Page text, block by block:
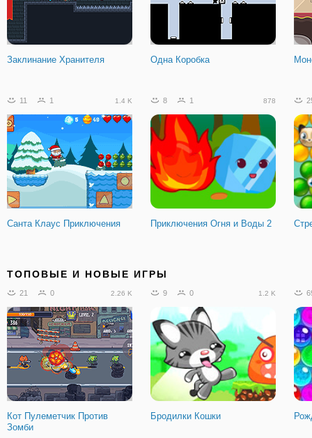
Заклинание Хранителя Одна Коробка
11 1 1.4 K
Санта Клаус Приключения
8 1 878
Приключения Огня и Воды 2
Ледяной Земли
Приключения
Странно Банан Зайчик
0
ТОПОВЫЕ И НОВЫЕ ИГРЫ
21 0 2.26 K
Кот Пулеметчик Против
Зомби
9 0 1.2 K
Бродилки Кошки